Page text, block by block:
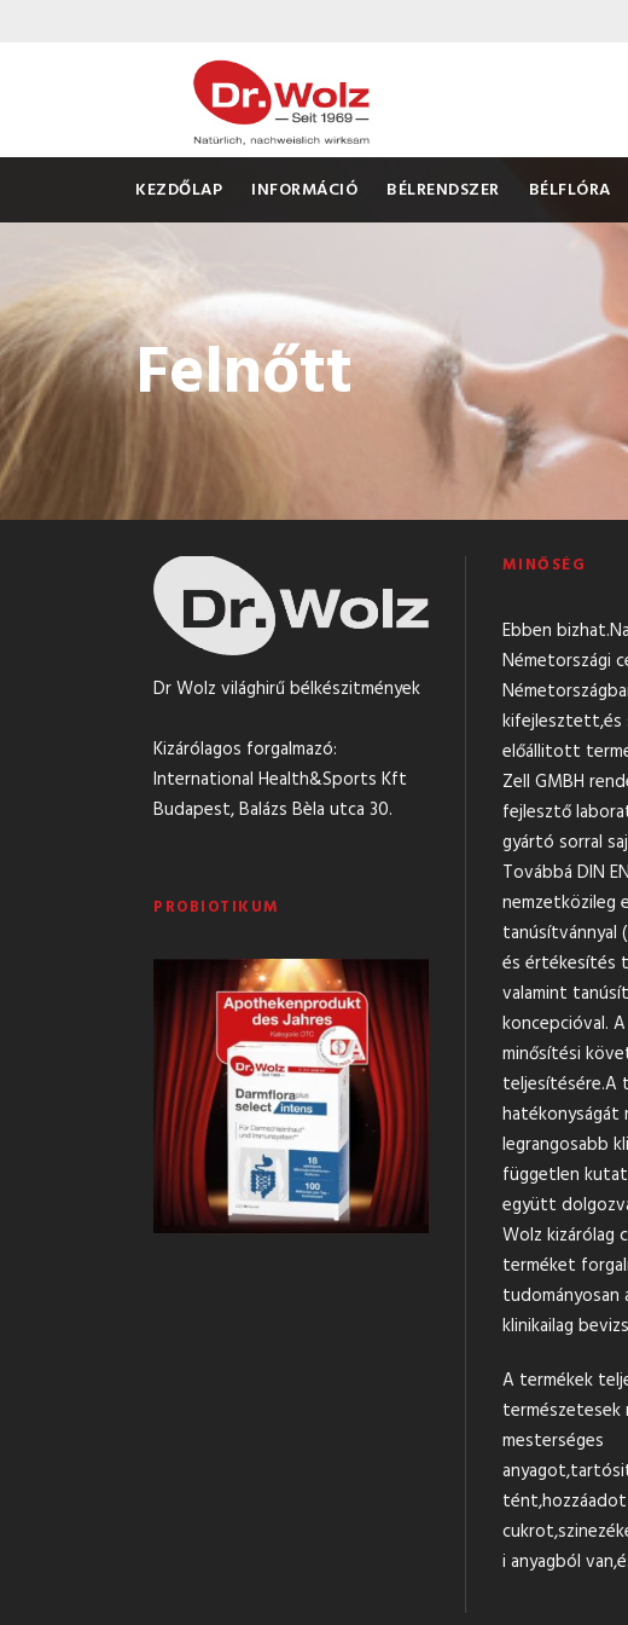
KEZDŐLAP INFORMÁCIÓ BÉLRENDSZER BÉLFLÓRA
Felnőtt
Dr Wolz világhirű bélkészitmények
Kizárólagos forgalmazó:
International Health&Sports Kft
Budapest, Balázs Bèla utca 30.
PROBIOTIKUM
MINŐSÉG
Ebben
Németországi
kifejlesztett,és
előállitott
Zell GMBH
fejlesztő
gyártó sorral
Továbbá DIN
nemzetközileg
tanúsítvánnyal
és értékesítés
valamint
koncepcióval.
minősítési
teljesítésére.A
hatékonyságát
legrangosabb
független
együtt
Wolz kizárólag
terméket
klinikailag
A termékek
természetesek
mesterséges
i anyagból